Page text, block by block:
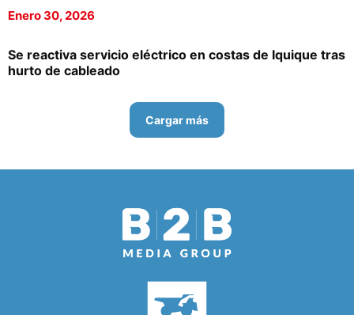
Enero 30, 2026
Se reactiva servicio eléctrico en costas de Iquique tras
hurto de cableado
Cargar más